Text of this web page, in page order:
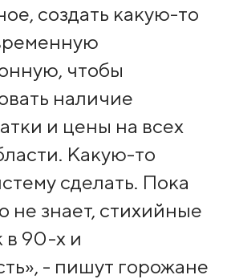
создать какую-то
чтобы
наличие
и цены на всех
Какую-то
сделать. Пока
не знает, стихийные
в 90-х и
- пишут горожане